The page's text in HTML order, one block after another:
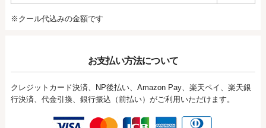
※クール代込みの金額です
お支払い方法について
クレジットカード決済、NP後払い、Amazon Pay、楽天ペイ、楽天銀
行決済、代金引換、銀行振込（前払い）がご利用いただけます。